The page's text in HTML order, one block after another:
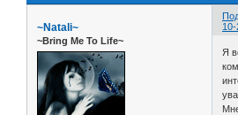
10-
~Natali~
~Bring Me To Life~
Я